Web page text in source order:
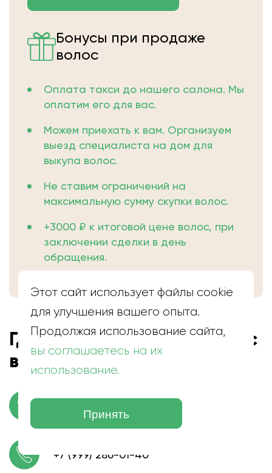
Бонусы при продаже
волос
Оплата такси до нашего салона. Мы
оплатим его для вас.
Можем приехать к вам. Организуем
выезд специалиста на дом для
выкупа волос.
Не ставим ограничений на
максимальную сумму скупки волос.
+3000 ₽ к итоговой цене волос, при
заключении сделки в день
обращения.
Где находится скупка волос
в Шексне
пгт. Шексна, ул. Шоссейная, 5
+7 (999) 286-01-40
Этот сайт использует файлы cookie
для улучшения вашего опыта.
Продолжая использование сайта,
вы соглашаетесь на их
использование.
Принять